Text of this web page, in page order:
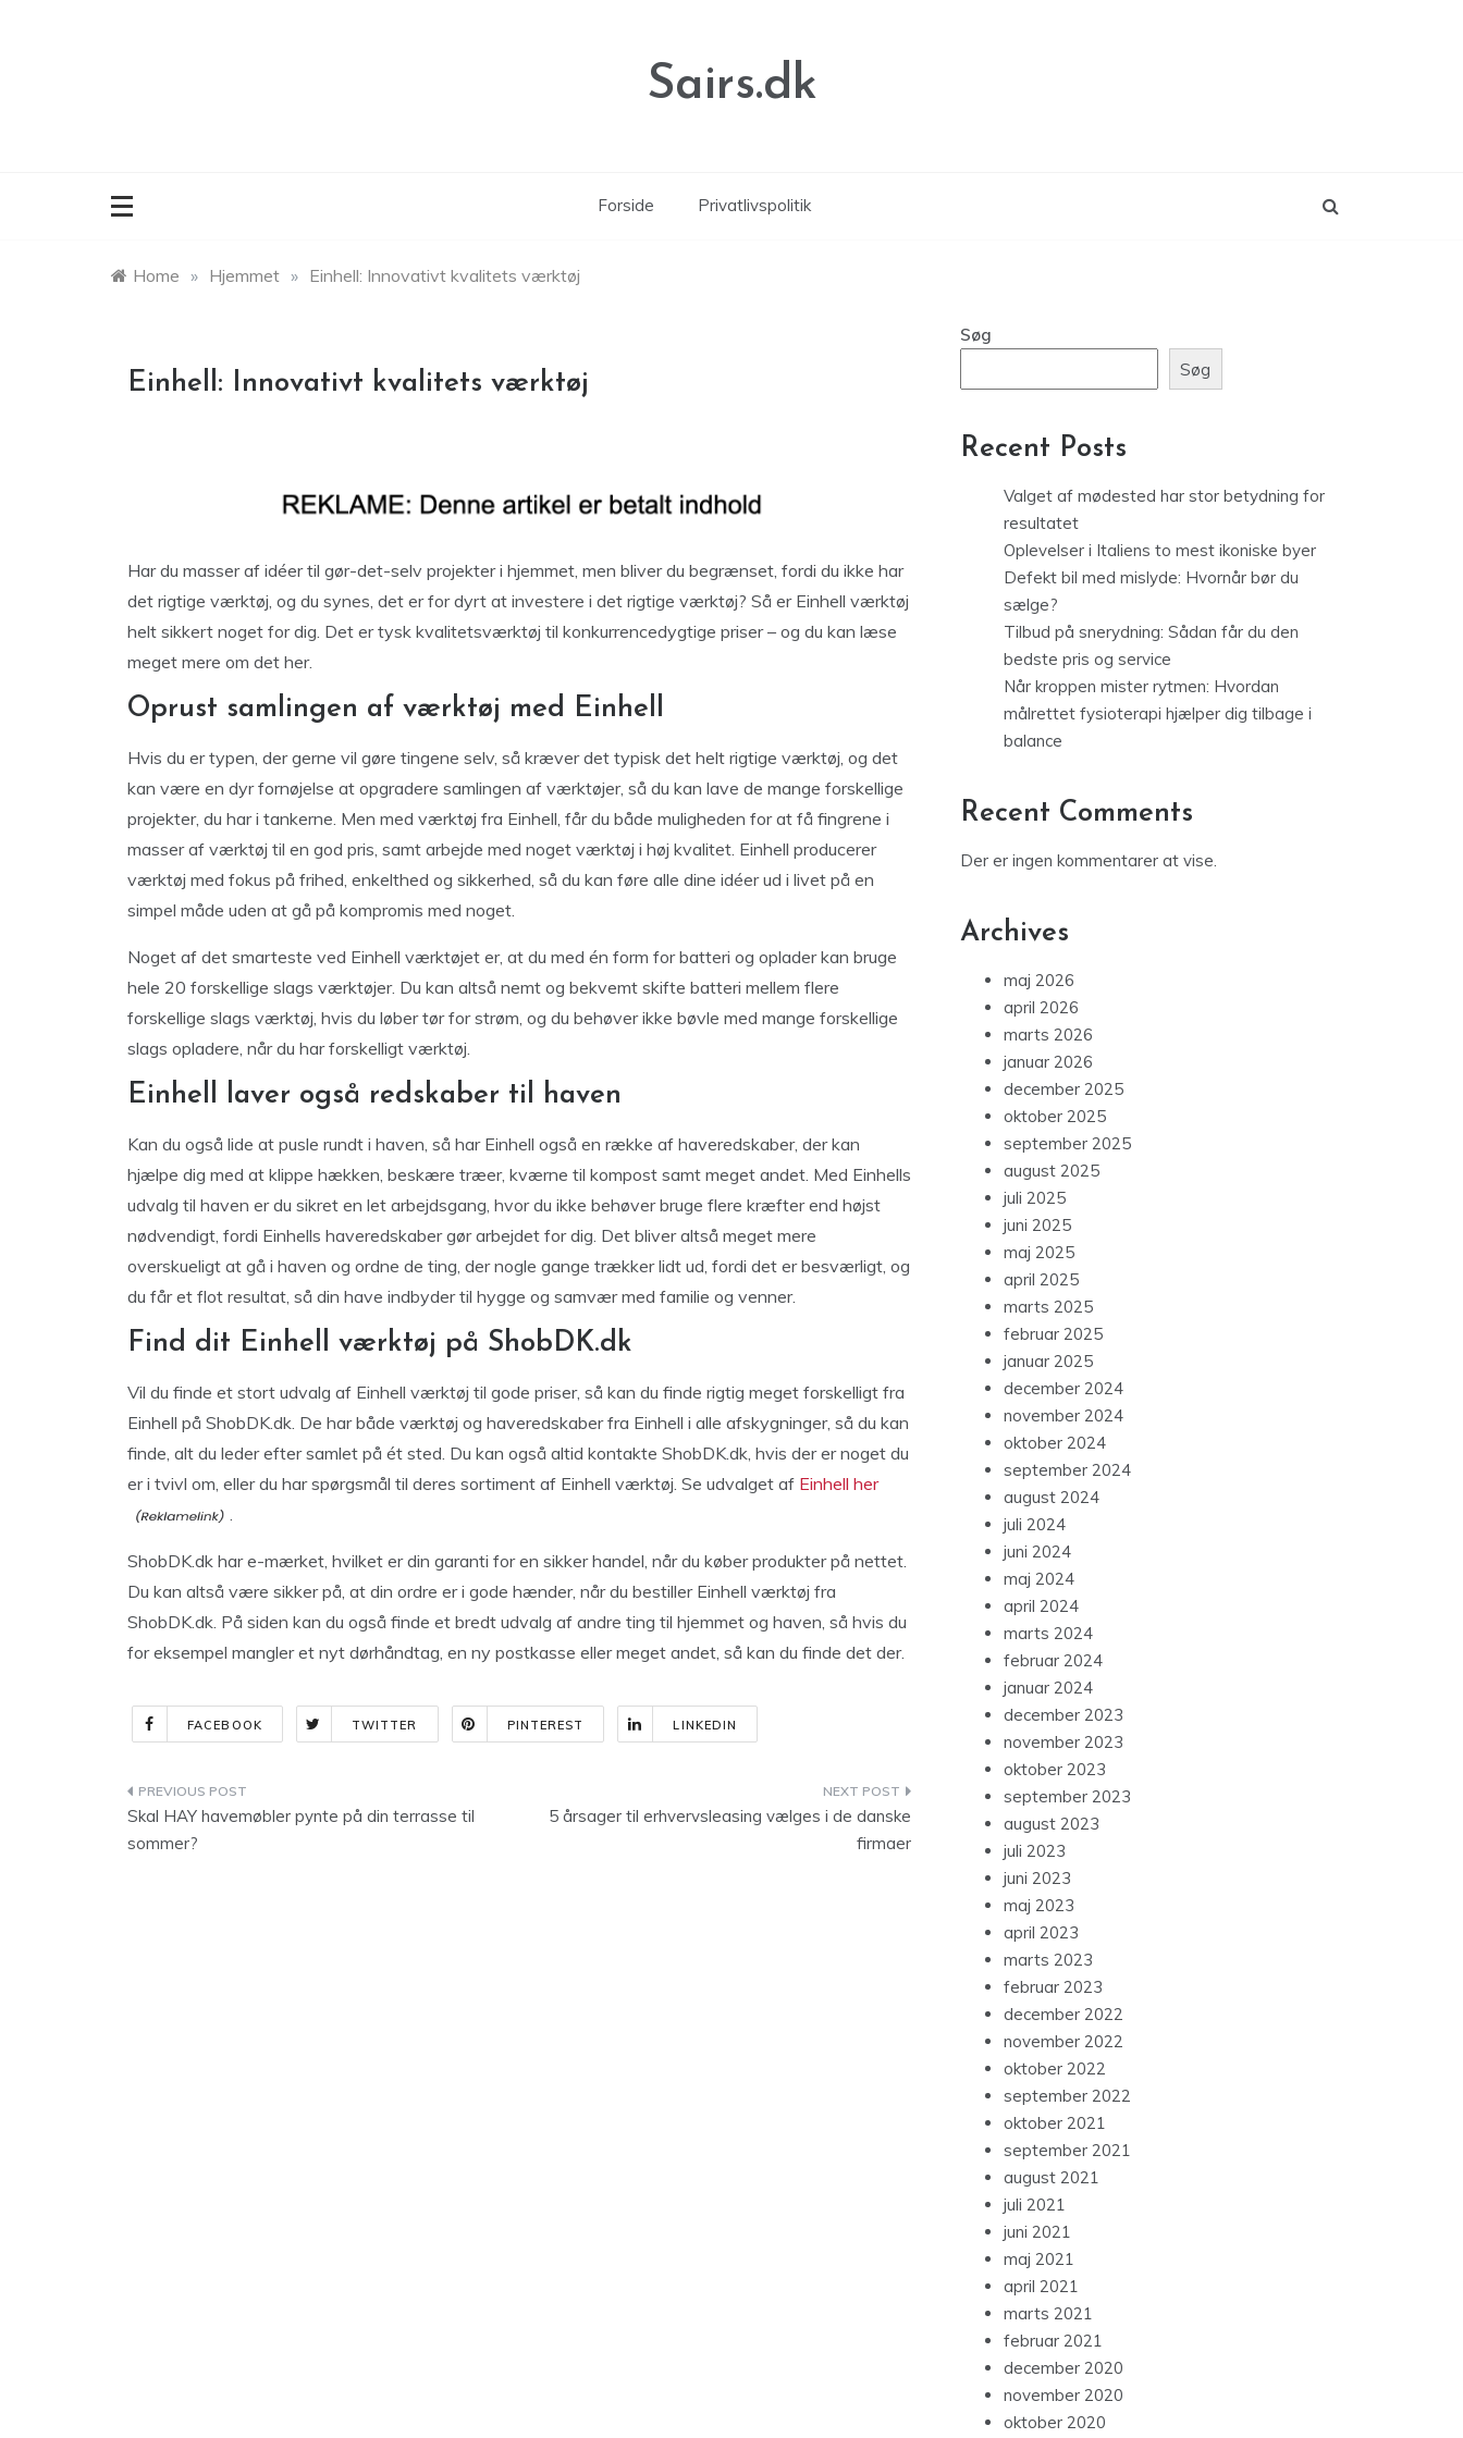
Sairs.dk
Forside Privatlivspolitik
Home » Hjemmet » Einhell: Innovativt kvalitets værktøj
Einhell: Innovativt kvalitets værktøj
Har du masser af idéer til gør-det-selv projekter i hjemmet, men bliver du begrænset, fordi du ikke har
det rigtige værktøj, og du synes, det er for dyrt at investere i det rigtige værktøj? Så er Einhell værktøj
helt sikkert noget for dig. Det er tysk kvalitetsværktøj til konkurrencedygtige priser – og du kan læse
meget mere om det her.
Oprust samlingen af værktøj med Einhell
Hvis du er typen, der gerne vil gøre tingene selv, så kræver det typisk det helt rigtige værktøj, og det
kan være en dyr fornøjelse at opgradere samlingen af værktøjer, så du kan lave de mange forskellige
projekter, du har i tankerne. Men med værktøj fra Einhell, får du både muligheden for at få fingrene i
masser af værktøj til en god pris, samt arbejde med noget værktøj i høj kvalitet. Einhell producerer
værktøj med fokus på frihed, enkelthed og sikkerhed, så du kan føre alle dine idéer ud i livet på en
simpel måde uden at gå på kompromis med noget.
Noget af det smarteste ved Einhell værktøjet er, at du med én form for batteri og oplader kan bruge
hele 20 forskellige slags værktøjer. Du kan altså nemt og bekvemt skifte batteri mellem flere
forskellige slags værktøj, hvis du løber tør for strøm, og du behøver ikke bøvle med mange forskellige
slags opladere, når du har forskelligt værktøj.
Einhell laver også redskaber til haven
Kan du også lide at pusle rundt i haven, så har Einhell også en række af haveredskaber, der kan
hjælpe dig med at klippe hækken, beskære træer, kværne til kompost samt meget andet. Med Einhells
udvalg til haven er du sikret en let arbejdsgang, hvor du ikke behøver bruge flere kræfter end højst
nødvendigt, fordi Einhells haveredskaber gør arbejdet for dig. Det bliver altså meget mere
overskueligt at gå i haven og ordne de ting, der nogle gange trækker lidt ud, fordi det er besværligt, og
du får et flot resultat, så din have indbyder til hygge og samvær med familie og venner.
Find dit Einhell værktøj på ShobDK.dk
Vil du finde et stort udvalg af Einhell værktøj til gode priser, så kan du finde rigtig meget forskelligt fra
Einhell på ShobDK.dk. De har både værktøj og haveredskaber fra Einhell i alle afskygninger, så du kan
finde, alt du leder efter samlet på ét sted. Du kan også altid kontakte ShobDK.dk, hvis der er noget du
er i tvivl om, eller du har spørgsmål til deres sortiment af Einhell værktøj. Se udvalget af Einhell her
.
ShobDK.dk har e-mærket, hvilket er din garanti for en sikker handel, når du køber produkter på nettet.
Du kan altså være sikker på, at din ordre er i gode hænder, når du bestiller Einhell værktøj fra
ShobDK.dk. På siden kan du også finde et bredt udvalg af andre ting til hjemmet og haven, så hvis du
for eksempel mangler et nyt dørhåndtag, en ny postkasse eller meget andet, så kan du finde det der.
FACEBOOK TWITTER PINTEREST LINKEDIN
Indlægsnavigation
Skal HAY havemøbler pynte på din terrasse til
sommer?
5 årsager til erhvervsleasing vælges i de danske
firmaer
Søg
Søg
Recent Posts
Valget af mødested har stor betydning for
resultatet
Oplevelser i Italiens to mest ikoniske byer
Defekt bil med mislyde: Hvornår bør du
sælge?
Tilbud på snerydning: Sådan får du den
bedste pris og service
Når kroppen mister rytmen: Hvordan
målrettet fysioterapi hjælper dig tilbage i
balance
Recent Comments
Der er ingen kommentarer at vise.
Archives
maj 2026
april 2026
marts 2026
januar 2026
december 2025
oktober 2025
september 2025
august 2025
juli 2025
juni 2025
maj 2025
april 2025
marts 2025
februar 2025
januar 2025
december 2024
november 2024
oktober 2024
september 2024
august 2024
juli 2024
juni 2024
maj 2024
april 2024
marts 2024
februar 2024
januar 2024
december 2023
november 2023
oktober 2023
september 2023
august 2023
juli 2023
juni 2023
maj 2023
april 2023
marts 2023
februar 2023
december 2022
november 2022
oktober 2022
september 2022
oktober 2021
september 2021
august 2021
juli 2021
juni 2021
maj 2021
april 2021
marts 2021
februar 2021
december 2020
november 2020
oktober 2020